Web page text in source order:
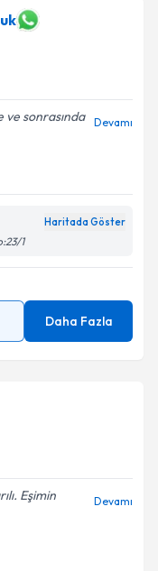
ve sonrasında
Devamı
Haritada Göster
1
Daha Fazla
Eşimin
Devamı